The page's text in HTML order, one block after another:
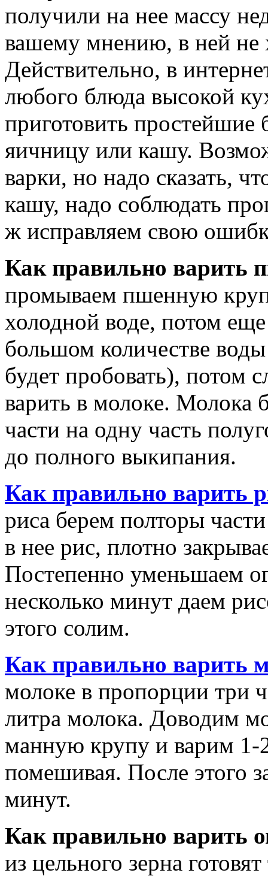
получили на нее массу
вашему мнению, в ней не
Действительно, в
любого блюда высокой
приготовить простейшие
яичницу или кашу.
варки, но надо сказать,
кашу, надо соблюдать
ж исправляем свою
Как правильно варить
промываем пшенную
холодной воде, потом
большом количестве
будет пробовать), потом
варить в молоке. Молока
части на одну часть
до полного выкипания.
Как правильно варить
риса берем полторы
в нее рис, плотно
Постепенно уменьшаем
несколько минут даем
этого солим.
Как правильно варить
молоке в пропорции три
литра молока. Доводим
манную крупу и варим 1-
помешивая. После этого
минут.
Как правильно варить
из цельного зерна